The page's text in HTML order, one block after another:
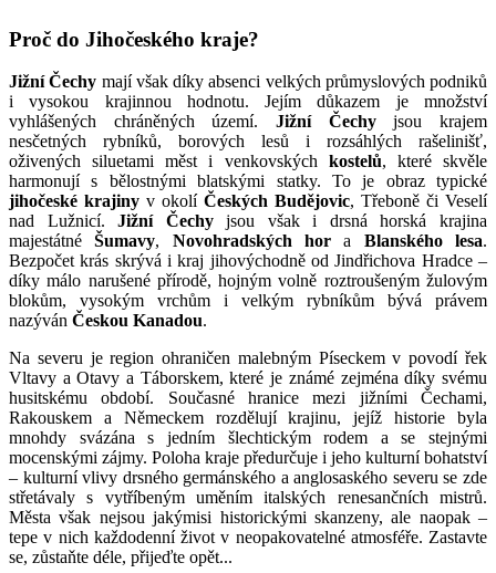
Proč do Jihočeského kraje?
Jižní Čechy mají však díky absenci velkých průmyslových podniků
i vysokou krajinnou hodnotu. Jejím důkazem je množství
vyhlášených chráněných území. Jižní Čechyjsou krajem
nesčetných rybníků, borových lesů i rozsáhlých rašelinišť,
oživených siluetami měst i venkovských kostelů, které skvěle
harmonují s bělostnými blatskými statky. To je obraz typické
jihočeské krajiny v okolí Českých Budějovic, Třeboně či Veselí
nad Lužnicí.Jižní Čechyjsou však i drsná horská krajina
majestátnéŠumavy, Novohradských hor a Blanského lesa.
Bezpočet krás skrývá i kraj jihovýchodně od Jindřichova Hradce –
díky málo narušené přírodě, hojným volně roztroušeným žulovým
blokům, vysokým vrchům i velkým rybníkům bývá právem
nazýván Českou Kanadou.
Na severu je region ohraničen malebným Píseckem v povodí řek
Vltavy a Otavy a Táborskem, které je známé zejména díky svému
husitskému období. Současné hranice mezi jižními Čechami,
Rakouskem a Německem rozdělují krajinu, jejíž historie byla
mnohdy svázána s jedním šlechtickým rodem a se stejnými
mocenskými zájmy. Poloha kraje předurčuje i jeho kulturní bohatství
– kulturní vlivy drsného germánského a anglosaského severu se zde
střetávaly s vytříbeným uměním italských renesančních mistrů.
Města však nejsou jakýmisi historickými skanzeny, ale naopak –
tepe v nich každodenní život v neopakovatelné atmosféře. Zastavte
se, zůstaňte déle, přijeďte opět...